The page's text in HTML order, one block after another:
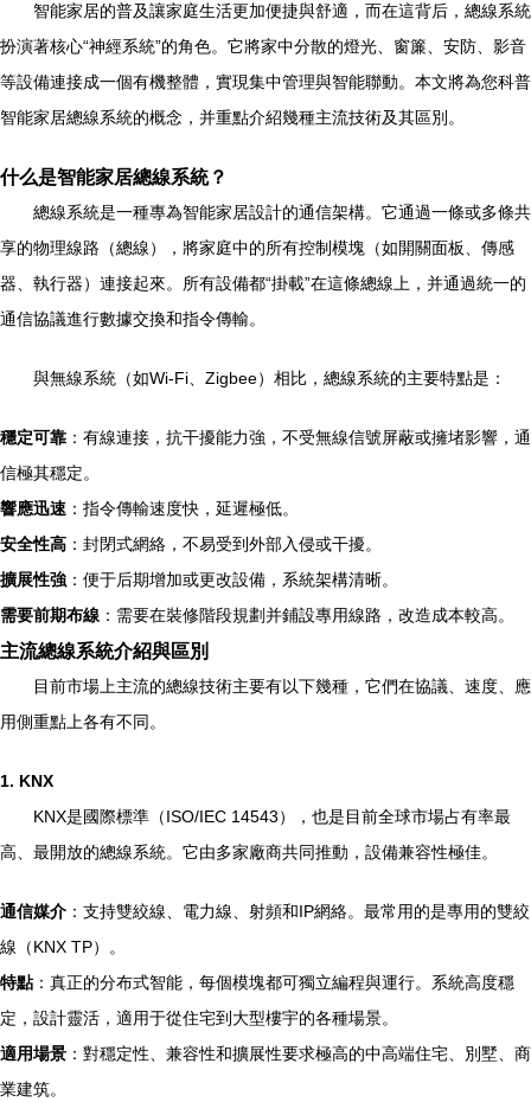
智能家居的普及讓家庭生活更加便捷與舒適，而在這背后，總線系統
扮演著核心“神經系統”的角色。它將家中分散的燈光、窗簾、安防、影音
等設備連接成一個有機整體，實現集中管理與智能聯動。本文將為您科普
智能家居總線系統的概念，并重點介紹幾種主流技術及其區別。
什么是智能家居總線系統？
總線系統是一種專為智能家居設計的通信架構。它通過一條或多條共
享的物理線路（總線），將家庭中的所有控制模塊（如開關面板、傳感
器、執行器）連接起來。所有設備都“掛載”在這條總線上，并通過統一的
通信協議進行數據交換和指令傳輸。
與無線系統（如Wi-Fi、Zigbee）相比，總線系統的主要特點是：
穩定可靠 ：有線連接，抗干擾能力強，不受無線信號屏蔽或擁堵影響，通
信極其穩定。
響應迅速 ：指令傳輸速度快，延遲極低。
安全性高 ：封閉式網絡，不易受到外部入侵或干擾。
擴展性強 ：便于后期增加或更改設備，系統架構清晰。
需要前期布線 ：需要在裝修階段規劃并鋪設專用線路，改造成本較高。
主流總線系統介紹與區別
目前市場上主流的總線技術主要有以下幾種，它們在協議、速度、應
用側重點上各有不同。
1. KNX
KNX是國際標準（ISO/IEC 14543），也是目前全球市場占有率最
高、最開放的總線系統。它由多家廠商共同推動，設備兼容性極佳。
通信媒介 ：支持雙絞線、電力線、射頻和IP網絡。最常用的是專用的雙絞
線（KNX TP）。
特點：真正的分布式智能，每個模塊都可獨立編程與運行。系統高度穩
定，設計靈活，適用于從住宅到大型樓宇的各種場景。
適用場景 ：對穩定性、兼容性和擴展性要求極高的中高端住宅、別墅、商
業建筑。